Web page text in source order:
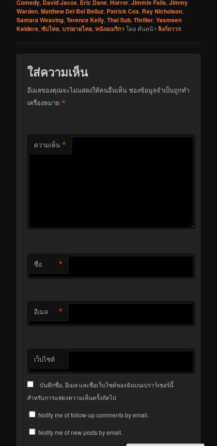
Comedy, David Jacox, Eric Dane,Horror,Jimmie Fails,Jimmy
Warden,Matthew Del Bel Belluz, Patrick Cox, Ray Nicholson,
Samara Weaving,Terence Kelly,Thai Sub,Thriller,Yasmeen
Kelders,ซับไทย,บรรยายไทย,หนังอเมริกา โดย คั่นหน้าลิงก์ถาวร
ใส่ความเห็น
อีเมลของคุณจะไม่แสดงให้คนอื่นเห็น ช่องข้อมูลจำเป็นถูกทำ
เครื่องหมาย*
ความเห็น *
ชื่อ *
อีเมล *
เว็บไซต์
บันทึกชื่อ, อีเมล และชื่อเว็บไซต์ของฉันบนเบราว์เซอร์นี้
สำหรับการแสดงความเห็นครั้งถัดไป
Notify me of follow-up comments by email.
Notify me of new posts by email.